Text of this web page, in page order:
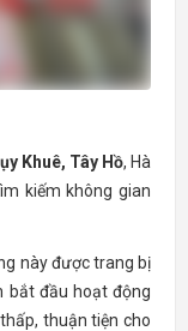
Khuê, Tây Hồ, Hà
kiếm không gian
này được trang bị
bắt đầu hoạt động
thuận tiện cho